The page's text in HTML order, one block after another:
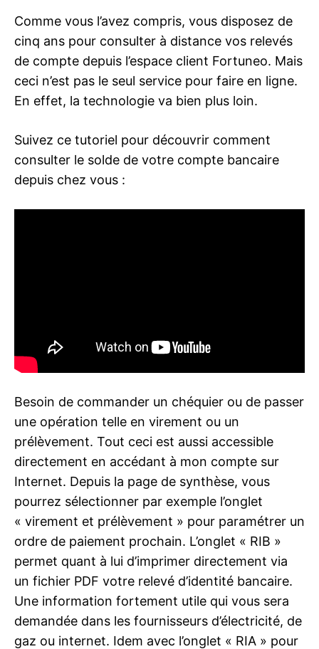
Comme vous l’avez compris, vous disposez de
cinq ans pour consulter à distance vos relevés
de compte depuis l’espace client Fortuneo. Mais
ceci n’est pas le seul service pour faire en ligne.
En effet, la technologie va bien plus loin.
Suivez ce tutoriel pour découvrir comment
consulter le solde de votre compte bancaire
depuis chez vous :
Besoin de commander un chéquier ou de passer
une opération telle en virement ou un
prélèvement. Tout ceci est aussi accessible
directement en accédant à mon compte sur
Internet. Depuis la page de synthèse, vous
pourrez sélectionner par exemple l’onglet
« virement et prélèvement » pour paramétrer un
ordre de paiement prochain. L’onglet « RIB »
permet quant à lui d’imprimer directement via
un fichier PDF votre relevé d’identité bancaire.
Une information fortement utile qui vous sera
demandée dans les fournisseurs d’électricité, de
gaz ou internet. Idem avec l’onglet « RIA » pour